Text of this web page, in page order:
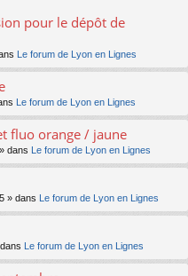
pour le dépôt de
Le forum de Lyon en Lignes
Le forum de Lyon en Lignes
fluo orange / jaune
dans Le forum de Lyon en Lignes
» dans Le forum de Lyon en Lignes
Le forum de Lyon en Lignes